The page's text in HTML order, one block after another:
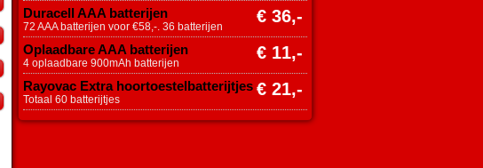
Duracell AAA batterijen € 36,-
72 AAA batterijen voor €58,-. 36 batterijen
Oplaadbare AAA batterijen € 11,-
4 oplaadbare 900mAh batterijen
Rayovac Extra hoortoestelbatterijtjes € 21,-
Totaal 60 batterijtjes